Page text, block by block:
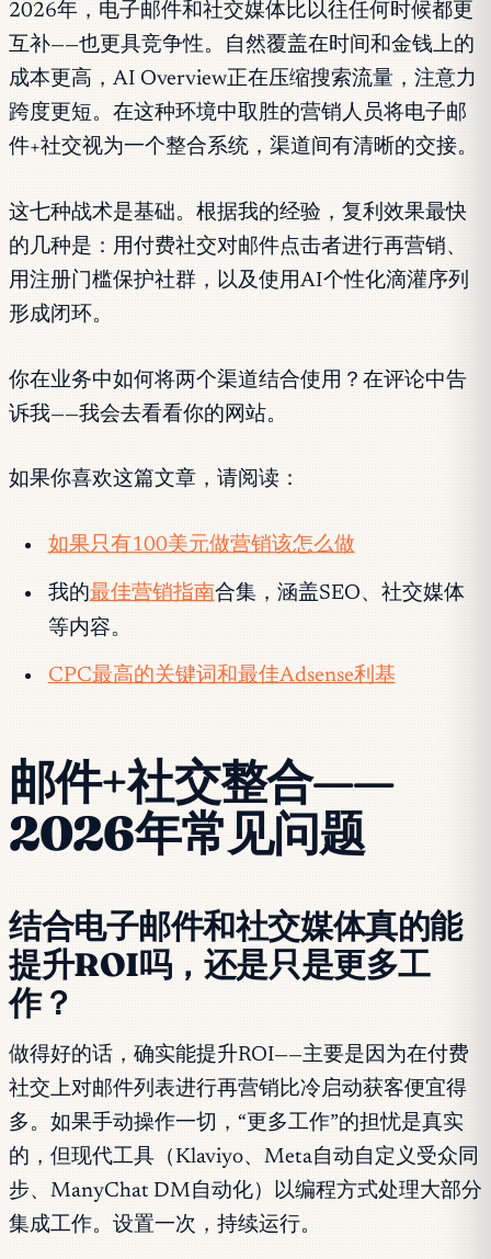
2026年，电子邮件和社交媒体比以往任何时候都更
互补——也更具竞争性。自然覆盖在时间和金钱上的
成本更高，AI Overview正在压缩搜索流量，注意力
跨度更短。在这种环境中取胜的营销人员将电子邮
件+社交视为一个整合系统，渠道间有清晰的交接。
这七种战术是基础。根据我的经验，复利效果最快
的几种是：用付费社交对邮件点击者进行再营销、
用注册门槛保护社群，以及使用AI个性化滴灌序列
形成闭环。
你在业务中如何将两个渠道结合使用？在评论中告
诉我——我会去看看你的网站。
如果你喜欢这篇文章，请阅读：
如果只有100美元做营销该怎么做
我的最佳营销指南合集，涵盖SEO、社交媒体
等内容。
CPC最高的关键词和最佳Adsense利基
邮件+社交整合——
2026年常见问题
结合电子邮件和社交媒体真的能
提升ROI吗，还是只是更多工
作？
做得好的话，确实能提升ROI——主要是因为在付费
社交上对邮件列表进行再营销比冷启动获客便宜得
多。如果手动操作一切，“更多工作”的担忧是真实
的，但现代工具（Klaviyo、Meta自动自定义受众同
步、ManyChat DM自动化）以编程方式处理大部分
集成工作。设置一次，持续运行。